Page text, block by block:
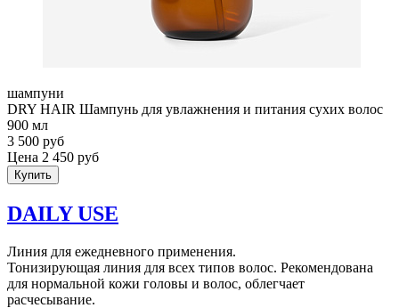
шампуни
DRY HAIR Шампунь для увлажнения и питания сухих волос
900 мл
3 500 руб
Цена 2 450 руб
Купить
DAILY USE
Линия для ежедневного применения.
Тонизирующая линия для всех типов волос. Рекомендована
для нормальной кожи головы и волос, облегчает
расчесывание.